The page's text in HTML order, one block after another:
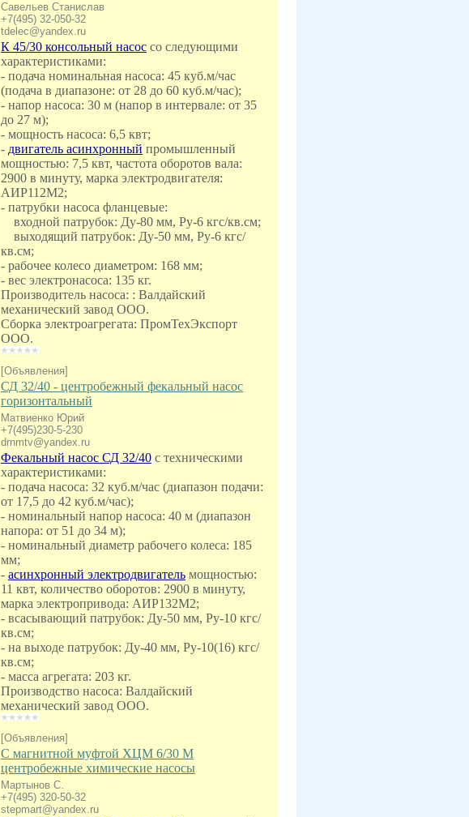
Савельев Станислав
+7(495) 32-050-32
tdelec@yandex.ru
К 45/30 консольный насос со следующими
характеристиками:
- подача номинальная насоса: 45 куб.м/час
(подача в диапазоне: от 28 до 60 куб.м/час);
- напор насоса: 30 м (напор в интервале: от 35
до 27 м);
- мощность насоса: 6,5 квт;
- двигатель асинхронный промышленный
мощностью: 7,5 квт, частота оборотов вала:
2900 в минуту, марка электродвигателя:
АИР112М2;
- патрубки насоса фланцевые:
входной патрубок: Ду-80 мм, Ру-6 кгс/кв.см;
выходящий патрубок: Ду-50 мм, Ру-6 кгс/
кв.см;
- рабочее колесо диаметром: 168 мм;
- вес электронасоса: 135 кг.
Производитель насоса: : Валдайский
механический завод ООО.
Сборка электроагрегата: ПромТехЭкспорт
ООО.
[Объявления]
СД 32/40 - центробежный фекальный насос
горизонтальный
Матвиенко Юрий
+7(495)230-5-230
drnmtv@yandex.ru
Фекальный насос СД 32/40 с техническими
характеристиками:
- подача насоса: 32 куб.м/час (диапазон подачи:
от 17,5 до 42 куб.м/час);
- номинальный напор насоса: 40 м (диапазон
напора: от 51 до 34 м);
- номинальный диаметр рабочего колеса: 185
мм;
- асинхронный электродвигатель мощностью:
11 квт, количество оборотов: 2900 в минуту,
марка электропривода: АИР132M2;
- всасывающий патрубок: Ду-50 мм, Ру-10 кгс/
кв.см;
- на выходе патрубок: Ду-40 мм, Ру-10(16) кгс/
кв.см;
- масса агрегата: 203 кг.
Производство насоса: Валдайский
механический завод ООО.
[Объявления]
С магнитной муфтой ХЦМ 6/30 М
центробежные химические насосы
Мартынов С.
+7(495) 320-50-32
stepmart@yandex.ru